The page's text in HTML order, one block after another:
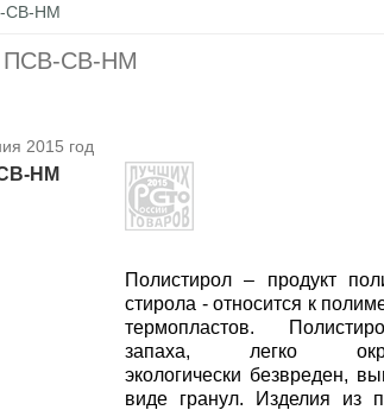
СВ-НМ
СВ-НМ
2015 год
НМ
Полистирол – продукт
стирола - относится к
термопластов.
запаха, легко
экологически безвреден,
виде гранул. Изделия из